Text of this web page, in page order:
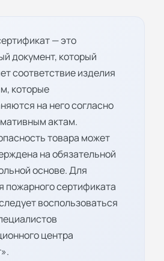
— это
документ, который
соответствие изделия
которые
на него согласно
актам.
товара может
на обязательной
основе. Для
пожарного сертификата
воспользоваться
центра